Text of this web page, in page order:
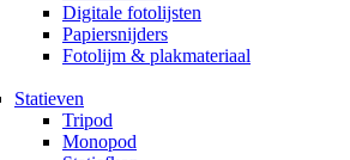
Digitale fotolijsten
Papiersnijders
Fotolijm & plakmateriaal
Statieven
Tripod
Monopod